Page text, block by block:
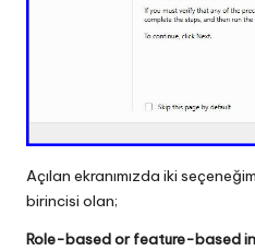
Açılan ekranımızda iki
birincisi olan;
Role-based or feature-based